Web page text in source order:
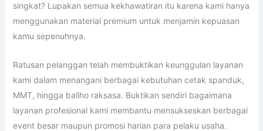
singkat? Lupakan semua kekhawatiran itu karena kami hanya
menggunakan material premium untuk menjamin kepuasan
kamu sepenuhnya.
Ratusan pelanggan telah membuktikan keunggulan layanan
kami dalam menangani berbagai kebutuhan cetak spanduk,
MMT, hingga baliho raksasa. Buktikan sendiri bagaimana
layanan profesional kami membantu mensukseskan berbagai
event besar maupun promosi harian para pelaku usaha.